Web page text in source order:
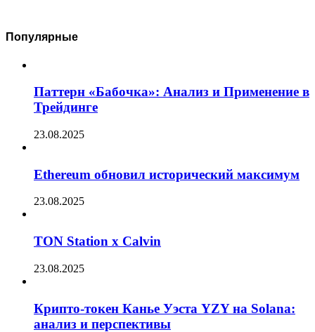
Популярные
Паттерн «Бабочка»: Анализ и Применение в
Трейдинге
23.08.2025
Ethereum обновил исторический максимум
23.08.2025
TON Station x Calvin
23.08.2025
Крипто-токен Канье Уэста YZY на Solana:
анализ и перспективы